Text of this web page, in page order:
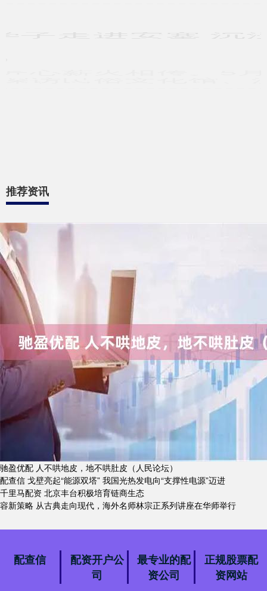
推荐资讯
驰盈优配 人不哄地皮，地不哄肚皮（人民论坛）
配查信 戈壁亮起“能源双塔” 我国光热发电向“支撑性电源”迈进
千里马配资 北京丰台积极培育链商生态
容新策略 从古典走向现代，海外名师林宗正系列讲座在华师举行
配查信
配资开户公
司
最专业的配
资公司
正规股票配
资网站